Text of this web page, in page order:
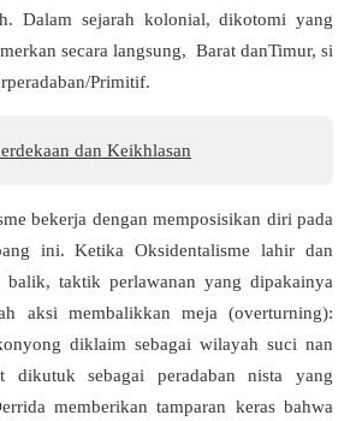
Dalam sejarah kolonial, dikotomi yang
secara langsung, Barat danTimur, si
Primitif.
dan Keikhlasan
bekerja dengan memposisikan diri pada
ini. Ketika Oksidentalisme lahir dan
balik, taktik perlawanan yang dipakainya
aksi membalikkan meja (overturning):
diklaim sebagai wilayah suci nan
dikutuk sebagai peradaban nista yang
memberikan tamparan keras bahwa